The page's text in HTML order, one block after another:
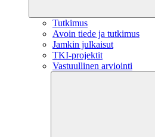
Tutkimus
Avoin tiede ja tutkimus
Jamkin julkaisut
TKI-projektit
Vastuullinen arviointi